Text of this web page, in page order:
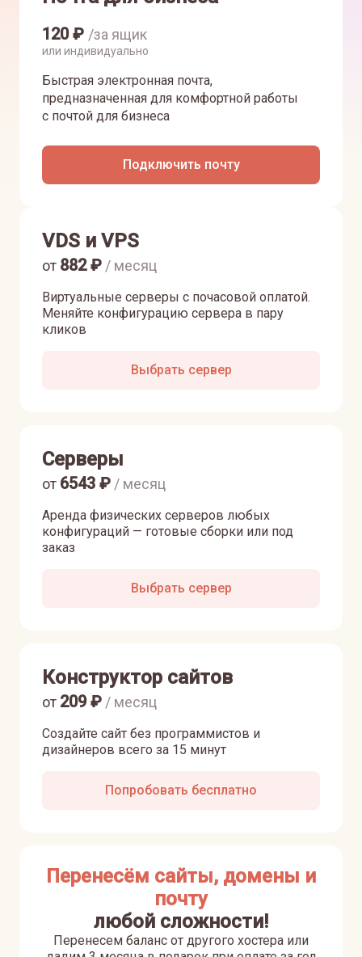
120₽ /за ящик
или индивидуально
Быстрая электронная почта,
предназначенная для комфортной работы
с почтой для бизнеса
Подключить почту
VDS и VPS
Виртуальные серверы с почасовой оплатой.
Меняйте конфигурацию сервера в пару
кликов
от 882₽ / месяц
Выбрать сервер
Серверы
Аренда физических серверов любых
конфигураций — готовые сборки или под
заказ
от 6543 ₽ / месяц
Выбрать сервер
Конструктор сайтов
Создайте сайт без программистов и
дизайнеров всего за 15 минут
от 209₽ / месяц
Попробовать бесплатно
Перенесём сайты, домены и
почту
любой сложности!
Перенесем баланс от другого хостера или